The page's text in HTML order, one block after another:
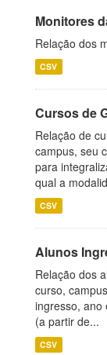
Monitores
Relação dos
CSV
Cursos de
Relação de
campus, seu
para
qual a
CSV
Alunos
Relação dos
curso,
ingresso, ano
(a partir de...
CSV